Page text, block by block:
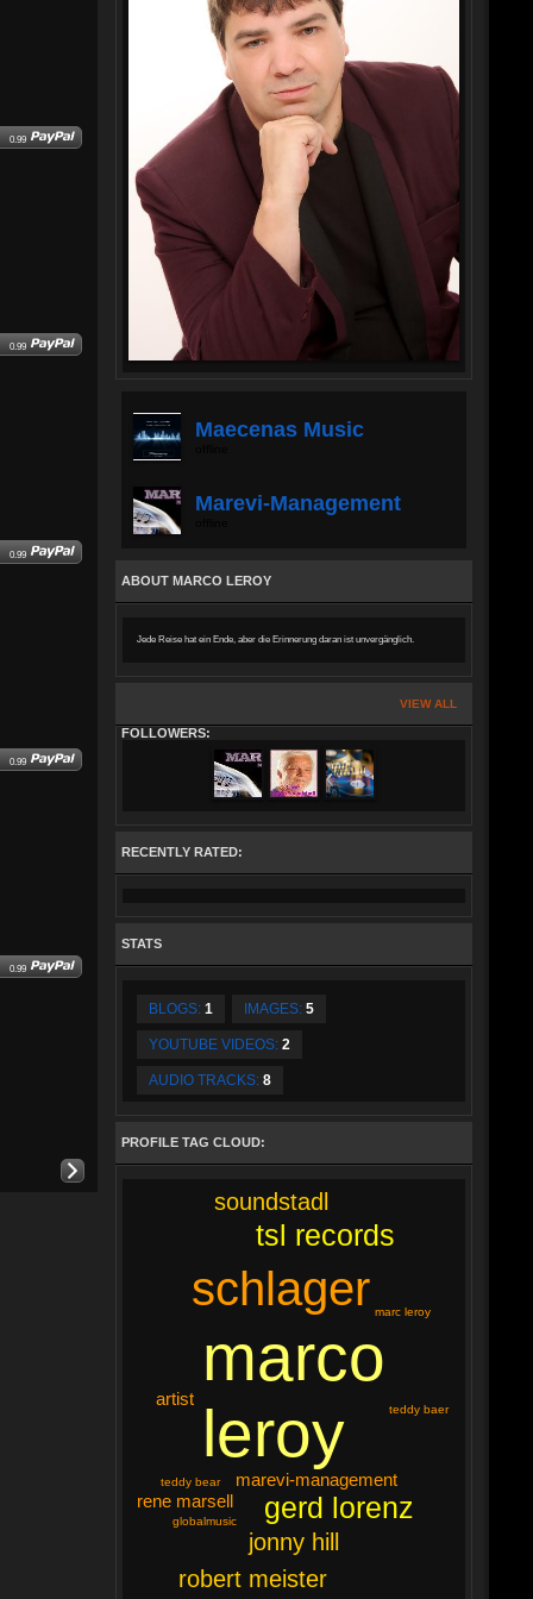
0.99
0.99
0.99
0.99
0.99
Maecenas Music
Marevi-Management
ABOUT MARCO LEROY
Jede Reise hat ein Ende, aber die Erinnerung daran ist unvergänglich.
VIEW ALL
FOLLOWERS:
RECENTLY RATED:
STATS
BLOGS: 1 IMAGES: 5
YOUTUBE VIDEOS: 2
AUDIO TRACKS: 8
PROFILE TAG CLOUD:
marco
leroy
schlager
gerd lorenz
tsl records
jonny hill
robert meister
soundstadl
marevi-management
rene marsell
artist
marc leroy
teddy baer
teddy bear
globalmusic